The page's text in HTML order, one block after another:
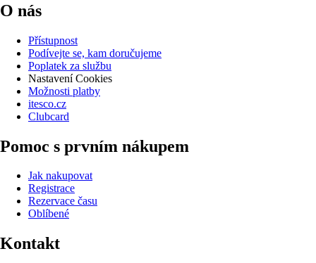
O nás
Přístupnost
Podívejte se, kam doručujeme
Poplatek za službu
Nastavení Cookies
Možnosti platby
itesco.cz
Clubcard
Pomoc s prvním nákupem
Jak nakupovat
Registrace
Rezervace času
Oblíbené
Kontakt